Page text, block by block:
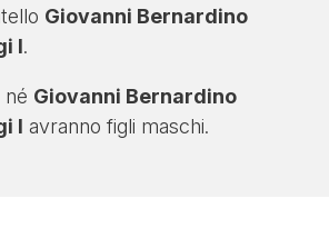
Giovanni Bernardino
I.
né Giovanni Bernardino
I avranno figli maschi.